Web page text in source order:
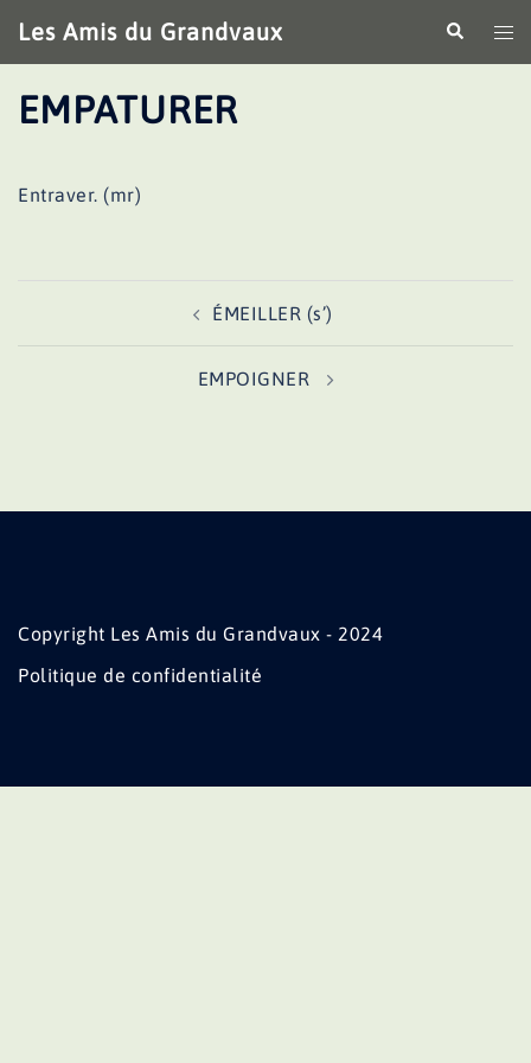
au
contenu
Les Amis du Grandvaux
le
EMPATURER
Entraver. (mr)
ÉMEILLER (s’)
EMPOIGNER
Copyright Les Amis du Grandvaux - 2024
Politique de confidentialité